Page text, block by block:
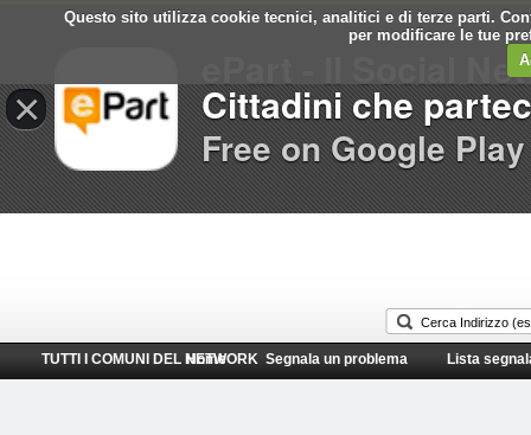
Questo sito utilizza cookie tecnici, analitici e di terze parti.
per modificare le tue
TUTTI I COMUNI DEL NETWORK
Home Segnala un problema Lista
×
ePart - Il Social
Cittadini che
Free on Google Play